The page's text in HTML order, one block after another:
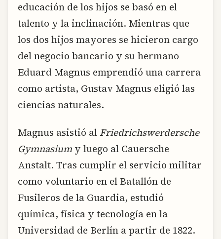
educación de los hijos se basó en el
talento y la inclinación. Mientras que
los dos hijos mayores se hicieron cargo
del negocio bancario y su hermano
Eduard Magnus emprendió una carrera
como artista, Gustav Magnus eligió las
ciencias naturales.
Magnus asistió alFriedrichswerdersche
Gymnasium y luego al Cauersche
Anstalt. Tras cumplir el servicio militar
como voluntario en el Batallón de
Fusileros de la Guardia, estudió
química, física y tecnología en la
Universidad de Berlín a partir de 1822.